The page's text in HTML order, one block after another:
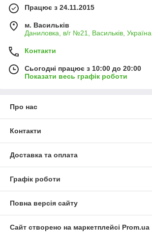
Працює з 24.11.2015
м. Васильків
Даниловка, в/г №21, Васильків, Україна
Контакти
Сьогодні працює з 10:00 до 20:00
Показати весь графік роботи
Про нас
Контакти
Доставка та оплата
Графік роботи
Повна версія сайту
Сайт створено на маркетплейсі Prom.ua